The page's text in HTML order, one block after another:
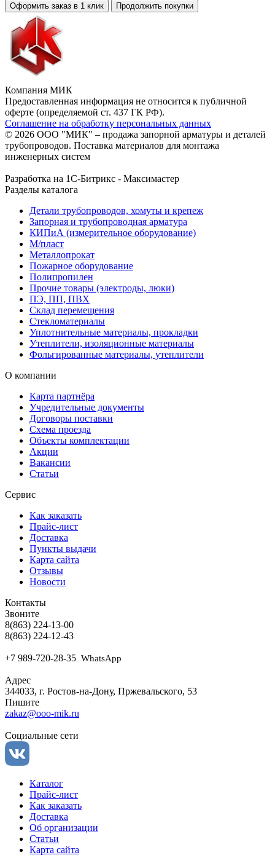
Оформить заказ в 1 клик Продолжить покупки
Компания МИК
Предоставленная информация не относится к публичной
оферте (определяемой ст. 437 ГК РФ).
Соглашение на обработку персональных данных
© 2026 ООО "МИК" – продажа запорной арматуры и деталей
трубопроводов. Поставка материалов для монтажа
инженерных систем
Разработка на 1С-Битрикс - Максимастер
Разделы каталога
Детали трубопроводов, хомуты и крепеж
Запорная и трубопроводная арматура
КИПиА (измерительное оборудование)
М/пласт
Металлопрокат
Пожарное оборудование
Полипропилен
Прочие товары (электроды, люки)
ПЭ, ПП, ПВХ
Склад перемещения
Стекломатериалы
Уплотнительные материалы, прокладки
Утеплители, изоляционные материалы
Фольгированные материалы, утеплители
О компании
Карта партнёра
Учредительные документы
Договоры поставки
Схема проезда
Объекты комплектации
Акции
Вакансии
Статьи
Сервис
Как заказать
Прайс-лист
Доставка
Пункты выдачи
Карта сайта
Отзывы
Новости
Контакты
Звоните
8(863) 224-13-00
8(863) 224-12-43
+7 989-720-28-35 WhatsApp
Адрес
344033, г. Ростов-на-Дону, Пржевальского, 53
Пишите
zakaz@ooo-mik.ru
Социальные сети
Каталог
Прайс-лист
Как заказать
Доставка
Об организации
Статьи
Карта сайта